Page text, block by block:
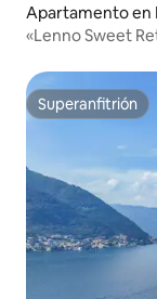
Apartamento en
«Lenno Sweet
Superanfitrión
Superanfitrión